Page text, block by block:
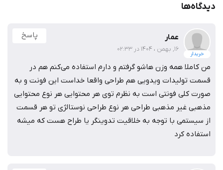
دیدگاه‌ها
خریدار
عمار
16, بهمن ، 1404 در 02:33
پاسخ
من کاملا همه وزن هاشو گرفتم و دارم استفاده می‌کنم هم در
قسمت تولیدات ویدویی هم طراحی واقعا خداست این فونت و به
صورت کلی فونتی است به نظرم توی هر محتوایی هر نوع محتوایی
مذهبی غیر مذهبی طراحی هر نوع طراحی نوستالژی تو هر قسمت
از سیستمی با توجه به خلاقیت تدوینگر یا طراح هست که میشه
استفاده کرد